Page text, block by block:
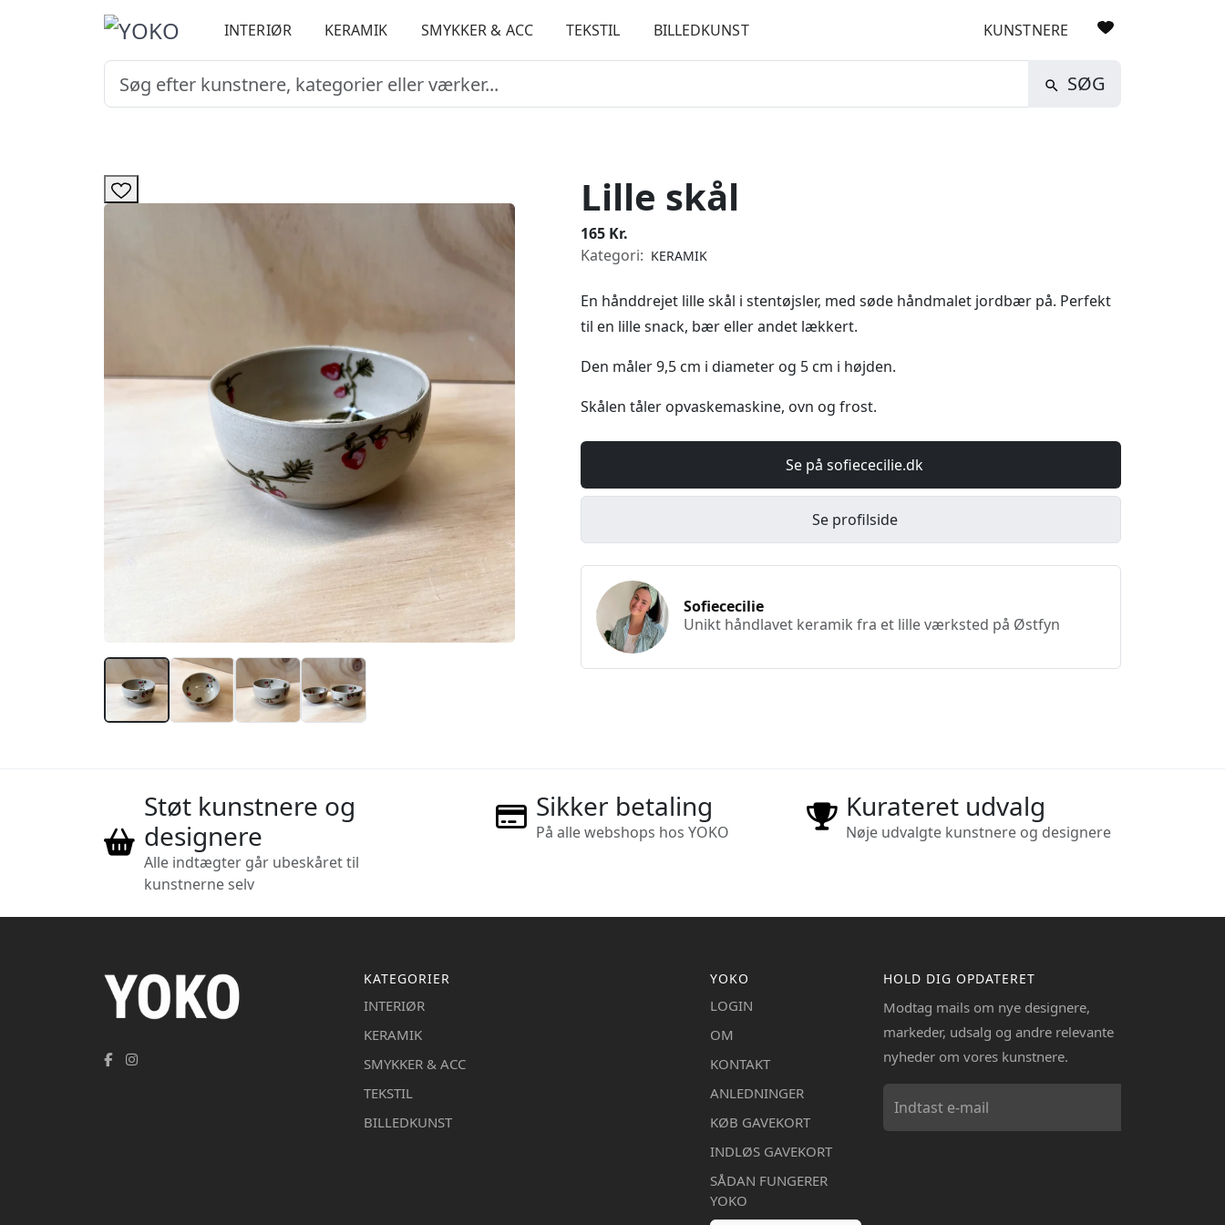
INTERIØR KERAMIK SMYKKER & ACC TEKSTIL BILLEDKUNST KUNSTNERE
SØG
Lille skål
165 Kr.
Kategori: KERAMIK
En hånddrejet lille skål i stentøjsler, med søde håndmalet jordbær på. Perfekt
til en lille snack, bær eller andet lækkert.
Den måler 9,5 cm i diameter og 5 cm i højden.
Skålen tåler opvaskemaskine, ovn og frost.
Se på sofiececilie.dk
Se profilside
Sofiececilie
Unikt håndlavet keramik fra et lille værksted på Østfyn
Støt kunstnere og
designere
Alle indtægter går ubeskåret til
kunstnerne selv
Sikker betaling
På alle webshops hos YOKO
Kurateret udvalg
Nøje udvalgte kunstnere og designere
KATEGORIER
INTERIØR
KERAMIK
SMYKKER & ACC
TEKSTIL
BILLEDKUNST
YOKO
LOGIN
OM
KONTAKT
ANLEDNINGER
KØB GAVEKORT
INDLØS GAVEKORT
SÅDAN FUNGERER
YOKO
HOLD DIG OPDATERET
Modtag mails om nye designere,
markeder, udsalg og andre relevante
nyheder om vores kunstnere.